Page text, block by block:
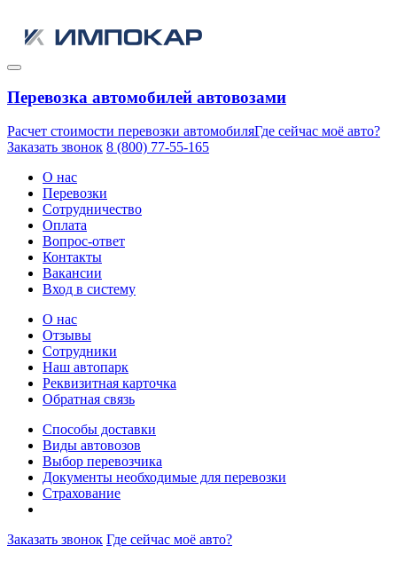
Перевозка автомобилей автовозами
Расчет стоимости перевозки автомобиляГде сейчас моё авто?
Заказать звонок 8 (800) 77-55-165
О нас
Перевозки
Сотрудничество
Оплата
Вопрос-ответ
Контакты
Вакансии
Вход в систему
О нас
Отзывы
Сотрудники
Наш автопарк
Реквизитная карточка
Обратная связь
Способы доставки
Виды автовозов
Выбор перевозчика
Документы необходимые для перевозки
Страхование
Заказать звонок Где сейчас моё авто?